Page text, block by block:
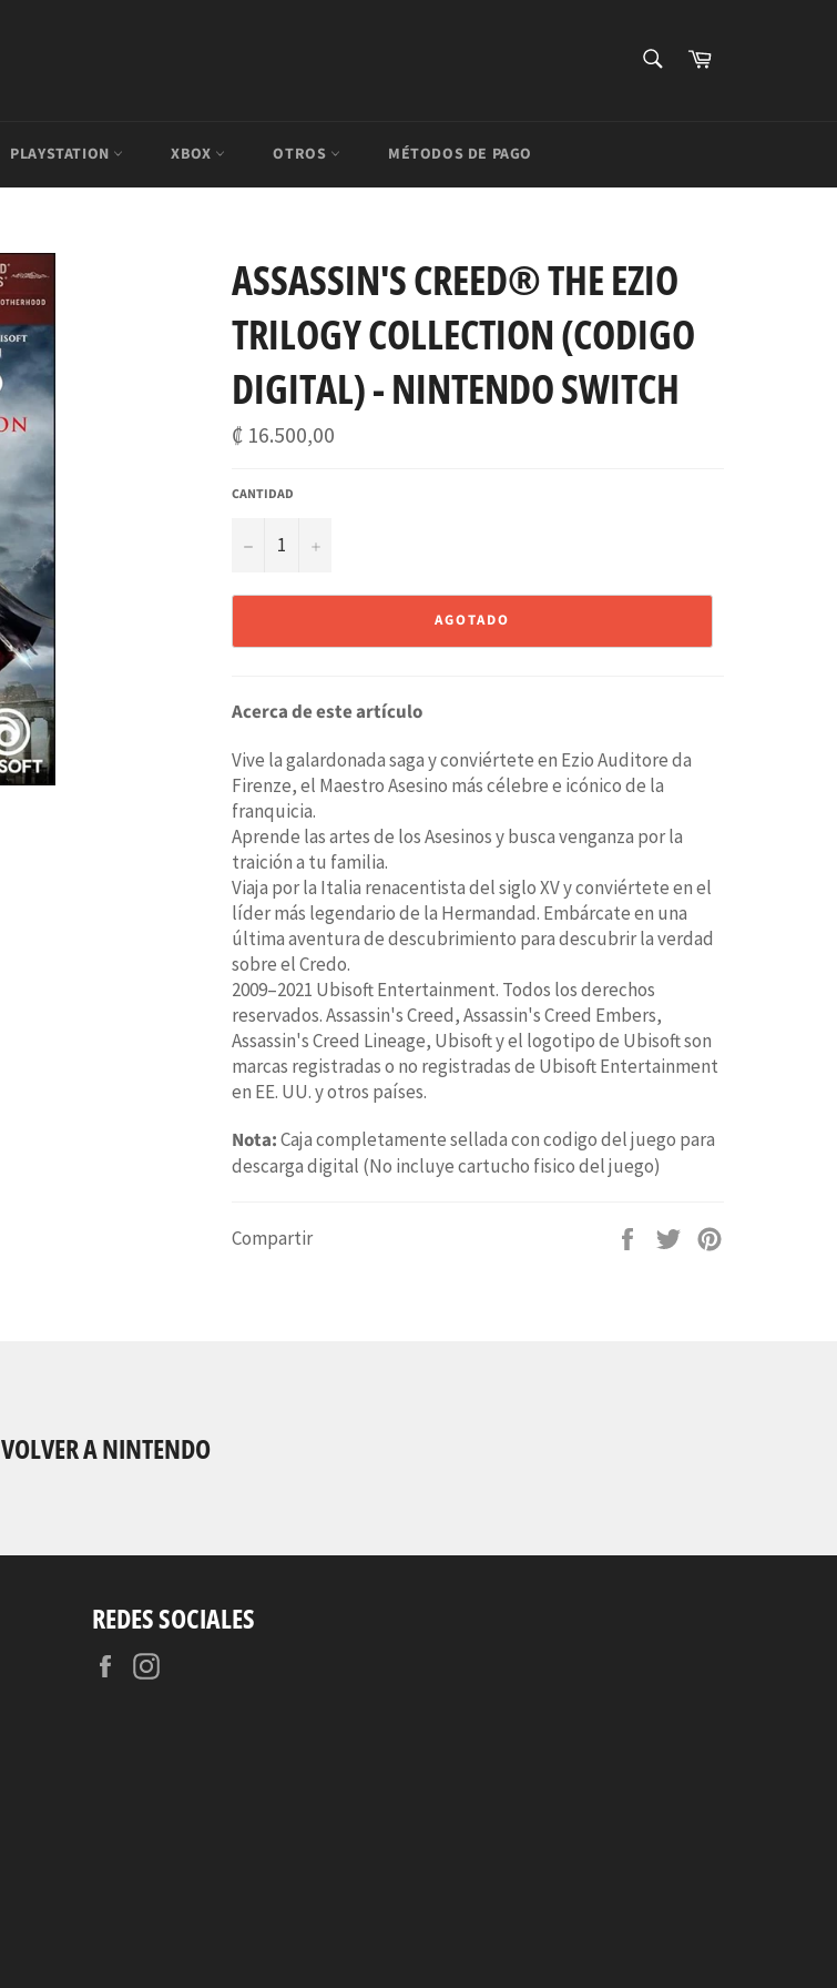
Carrito
PLAYSTATION XBOX OTROS MÉTODOS DE PAGO
ASSASSIN'S CREED® THE EZIO
TRILOGY COLLECTION (CODIGO
DIGITAL) - NINTENDO SWITCH
Precio
habitual
₡ 16.500,00
CANTIDAD
− +
AGOTADO
Acerca de este artículo
Vive la galardonada saga y conviértete en Ezio Auditore da
Firenze, el Maestro Asesino más célebre e icónico de la
franquicia.
Aprende las artes de los Asesinos y busca venganza por la
traición a tu familia.
Viaja por la Italia renacentista del siglo XV y conviértete en el
líder más legendario de la Hermandad. Embárcate en una
última aventura de descubrimiento para descubrir la verdad
sobre el Credo.
2009–2021 Ubisoft Entertainment. Todos los derechos
reservados. Assassin's Creed, Assassin's Creed Embers,
Assassin's Creed Lineage, Ubisoft y el logotipo de Ubisoft son
marcas registradas o no registradas de Ubisoft Entertainment
en EE. UU. y otros países.
Nota:Caja completamente sellada con codigo del juego para
descarga digital (No incluye cartucho fisico del juego)
Compartir
Compartir
Tuitear
VOLVER A NINTENDO
REDES SOCIALES
Facebook